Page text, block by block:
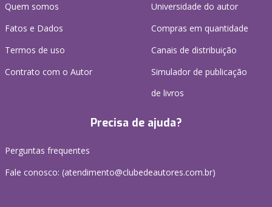
Quem somos
Fatos e Dados
Termos de uso
Contrato com o Autor
Universidade do autor
Compras em quantidade
Canais de distribuição
Simulador de publicação
de livros
Precisa de ajuda?
Perguntas frequentes
Fale conosco: (atendimento@clubedeautores.com.br)